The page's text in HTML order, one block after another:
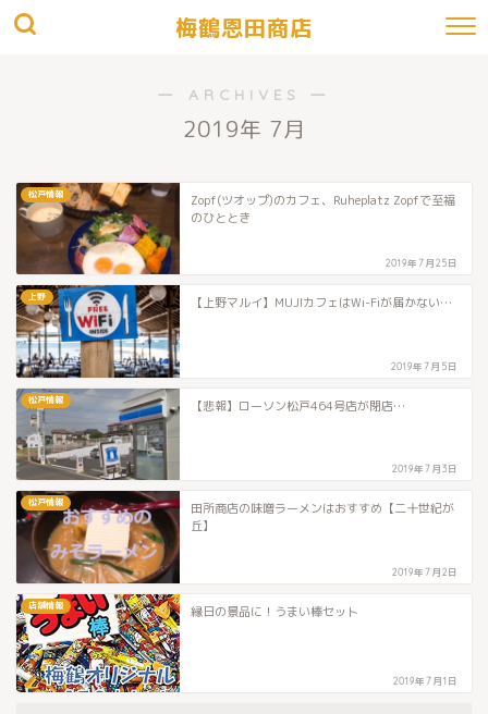
梅鶴恩田商店
― ARCHIVES ―
2019年 7月
松戸情報
Zopf(ツオップ)のカフェ、Ruheplatz Zopfで至福
のひととき
2019年7月25日
上野 【上野マルイ】MUJIカフェはWi-Fiが届かない…
2019年7月5日
松戸情報 【悲報】ローソン松戸464号店が閉店…
2019年7月3日
松戸情報
田所商店の味噌ラーメンはおすすめ【二十世紀が
丘】
2019年7月2日
店舗情報 縁日の景品に！うまい棒セット
2019年7月1日